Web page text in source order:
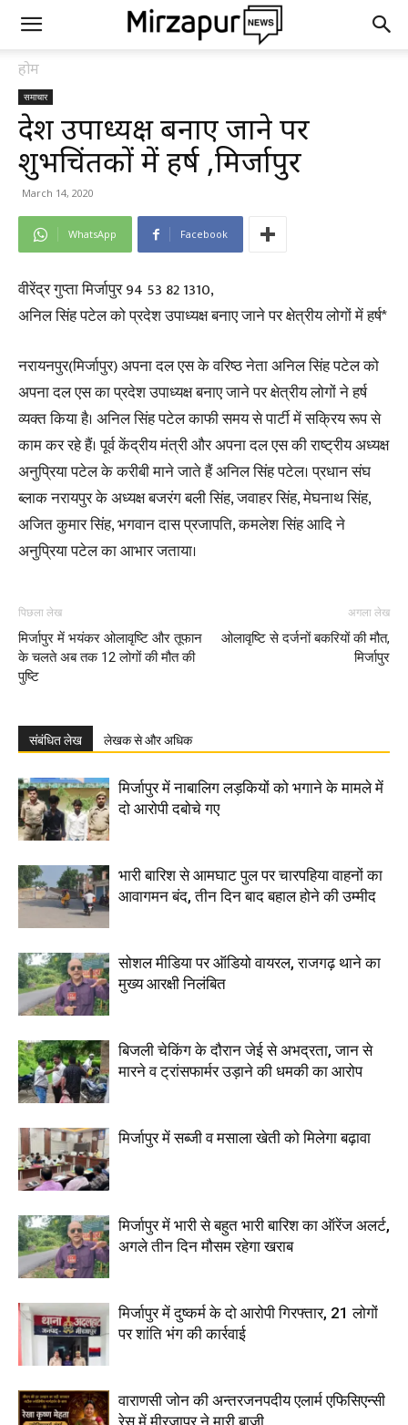
होम
समाचार
प्रदेश उपाध्यक्ष बनाए जाने पर
शुभचिंतकों में हर्ष ,मिर्जापुर
March 14, 2020
WhatsApp Facebook
वीरेंद्र गुप्ता मिर्जापुर 94 53 82 1310,
अनिल सिंह पटेल को प्रदेश उपाध्यक्ष बनाए जाने पर क्षेत्रीय लोगों में हर्ष*
नरायनपुर(मिर्जापुर) अपना दल एस के वरिष्ठ नेता अनिल सिंह पटेल को
अपना दल एस का प्रदेश उपाध्यक्ष बनाए जाने पर क्षेत्रीय लोगों ने हर्ष
व्यक्त किया है। अनिल सिंह पटेल काफी समय से पार्टी में सक्रिय रूप से
काम कर रहे हैं। पूर्व केंद्रीय मंत्री और अपना दल एस की राष्ट्रीय अध्यक्ष
अनुप्रिया पटेल के करीबी माने जाते हैं अनिल सिंह पटेल। प्रधान संघ
ब्लाक नरायपुर के अध्यक्ष बजरंग बली सिंह, जवाहर सिंह, मेघनाथ सिंह,
अजित कुमार सिंह, भगवान दास प्रजापति, कमलेश सिंह आदि ने
अनुप्रिया पटेल का आभार जताया।
पिछला लेख
मिर्जापुर में भयंकर ओलावृष्टि और तूफान
के चलते अब तक 12 लोगों की मौत की
पुष्टि
अगला लेख
ओलावृष्टि से दर्जनों बकरियों की मौत,
मिर्जापुर
संबंधित लेख लेखक से और अधिक
मिर्जापुर में नाबालिग लड़कियों को भगाने के मामले में
दो आरोपी दबोचे गए
भारी बारिश से आमघाट पुल पर चारपहिया वाहनों का
आवागमन बंद, तीन दिन बाद बहाल होने की उम्मीद
सोशल मीडिया पर ऑडियो वायरल, राजगढ़ थाने का
मुख्य आरक्षी निलंबित
बिजली चेकिंग के दौरान जेई से अभद्रता, जान से
मारने व ट्रांसफार्मर उड़ाने की धमकी का आरोप
मिर्जापुर में सब्जी व मसाला खेती को मिलेगा बढ़ावा
मिर्जापुर में भारी से बहुत भारी बारिश का ऑरेंज अलर्ट,
अगले तीन दिन मौसम रहेगा खराब
मिर्जापुर में दुष्कर्म के दो आरोपी गिरफ्तार, 21 लोगों
पर शांति भंग की कार्रवाई
वाराणसी जोन की अन्तरजनपदीय एलार्म एफिसिएन्सी
रेस में मीरजापुर ने मारी बाजी